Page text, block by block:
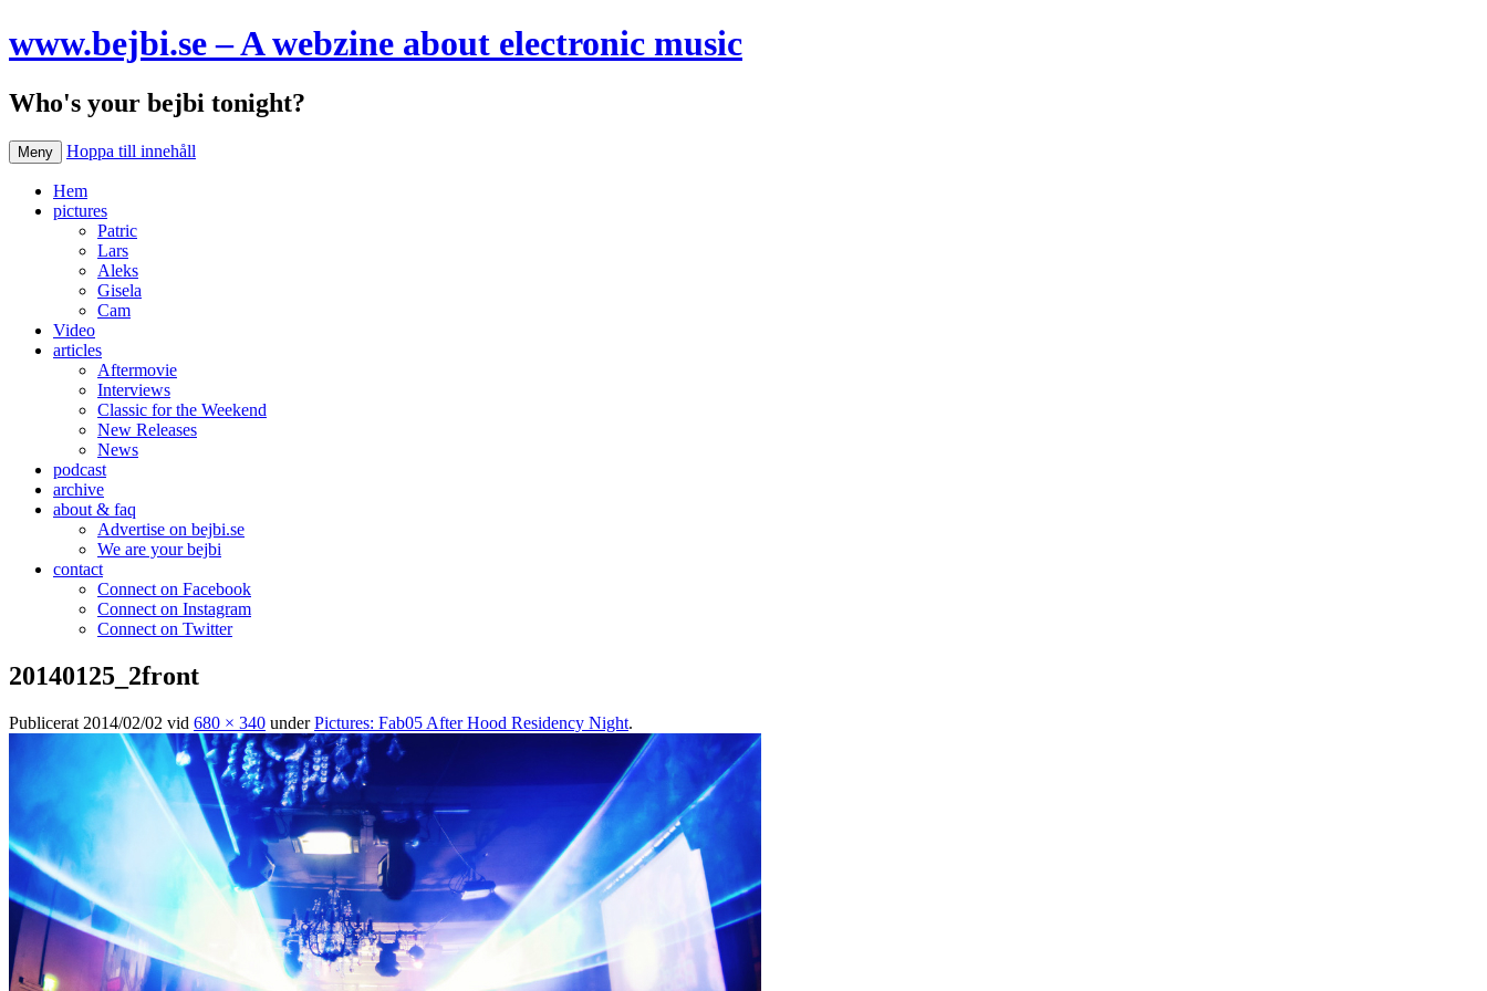
www.bejbi.se – A webzine about electronic music
Who's your bejbi tonight?
Meny Hoppa till innehåll
Hem
pictures
Patric
Lars
Aleks
Gisela
Cam
Video
articles
Aftermovie
Interviews
Classic for the Weekend
New Releases
News
podcast
archive
about & faq
Advertise on bejbi.se
We are your bejbi
contact
Connect on Facebook
Connect on Instagram
Connect on Twitter
20140125_2front
Publicerat 2014/02/02 vid 680 × 340 underPictures: Fab05 After Hood Residency Night.